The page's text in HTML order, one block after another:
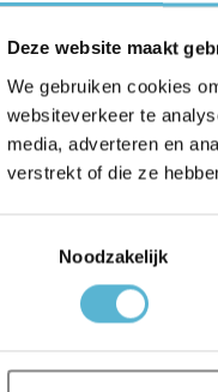
Deze website maakt
We gebruiken cookies
websiteverkeer te
media, adverteren en
verstrekt of die ze
Noodzakelijk